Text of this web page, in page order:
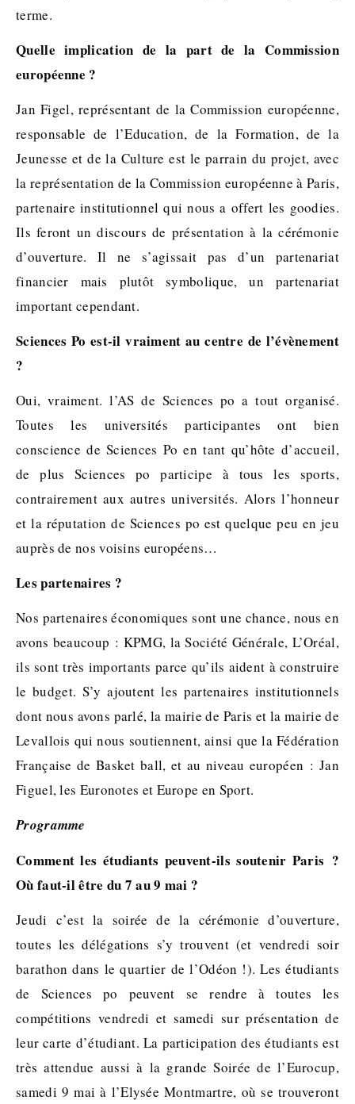
terme.
Quelle implication de la part de la Commission
européenne ?
Jan Figel, représentant de la Commission européenne,
responsable de l’Education, de la Formation, de la
Jeunesse et de la Culture est le parrain du projet, avec
la représentation de la Commission européenne à Paris,
partenaire institutionnel qui nous a offert les goodies.
Ils feront un discours de présentation à la cérémonie
d’ouverture. Il ne s’agissait pas d’un partenariat
financier mais plutôt symbolique, un partenariat
important cependant.
Sciences Po est-il vraiment au centre de l’évènement
?
Oui, vraiment. l’AS de Sciences po a tout organisé.
Toutes les universités participantes ont bien
conscience de Sciences Po en tant qu’hôte d’accueil,
de plus Sciences po participe à tous les sports,
contrairement aux autres universités. Alors l’honneur
et la réputation de Sciences po est quelque peu en jeu
auprès de nos voisins européens…
Les partenaires ?
Nos partenaires économiques sont une chance, nous en
avons beaucoup : KPMG, la Société Générale, L’Oréal,
ils sont très importants parce qu’ils aident à construire
le budget. S’y ajoutent les partenaires institutionnels
dont nous avons parlé, la mairie de Paris et la mairie de
Levallois qui nous soutiennent, ainsi que la Fédération
Française de Basket ball, et au niveau européen : Jan
Figuel, les Euronotes et Europe en Sport.
Programme
Comment les étudiants peuvent-ils soutenir Paris ?
Où faut-il être du 7 au 9 mai ?
Jeudi c’est la soirée de la cérémonie d’ouverture,
toutes les délégations s’y trouvent (et vendredi soir
barathon dans le quartier de l’Odéon !). Les étudiants
de Sciences po peuvent se rendre à toutes les
compétitions vendredi et samedi sur présentation de
leur carte d’étudiant. La participation des étudiants est
très attendue aussi à la grande Soirée de l’Eurocup,
samedi 9 mai à l’Elysée Montmartre, où se trouveront